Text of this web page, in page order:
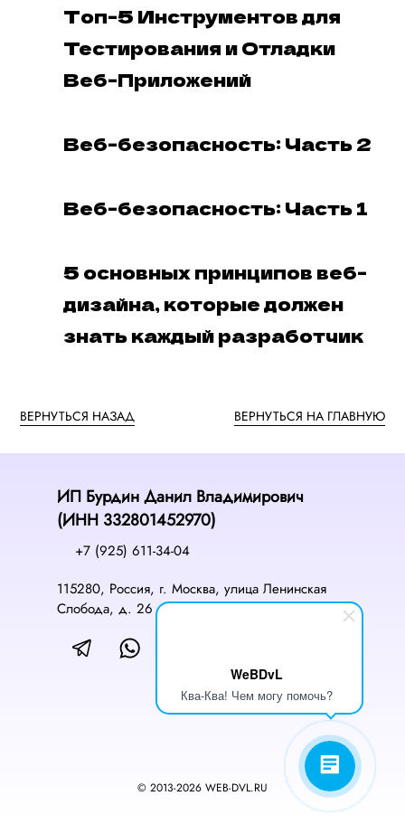
WeBDvL
Ква-Ква! Чем могу помочь?
Топ-5 Инструментов для
Тестирования и Отладки
Веб-Приложений
Веб-безопасность: Часть 2
Веб-безопасность: Часть 1
5 основных принципов веб-
дизайна, которые должен
знать каждый разработчик
ВЕРНУТЬСЯ НАЗАД ВЕРНУТЬСЯ НА ГЛАВНУЮ
ИП Бурдин Данил Владимирович
(ИНН 332801452970)
+7 (925) 611-34-04
115280, Россия, г. Москва, улица Ленинская
Слобода, д. 26 стр. 28, БЦ «Слободской»
© 2013-2026 WEB-DVL.RU